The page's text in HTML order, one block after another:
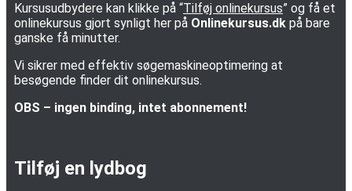
Kursusudbydere kan klikke på “Tilføj onlinekursus” og få et
onlinekursus gjort synligt her på Onlinekursus.dk på bare
ganske få minutter.
Vi sikrer med effektiv søgemaskineoptimering at
besøgende finder dit onlinekursus.
OBS – ingen binding, intet abonnement!
Tilføj en lydbog